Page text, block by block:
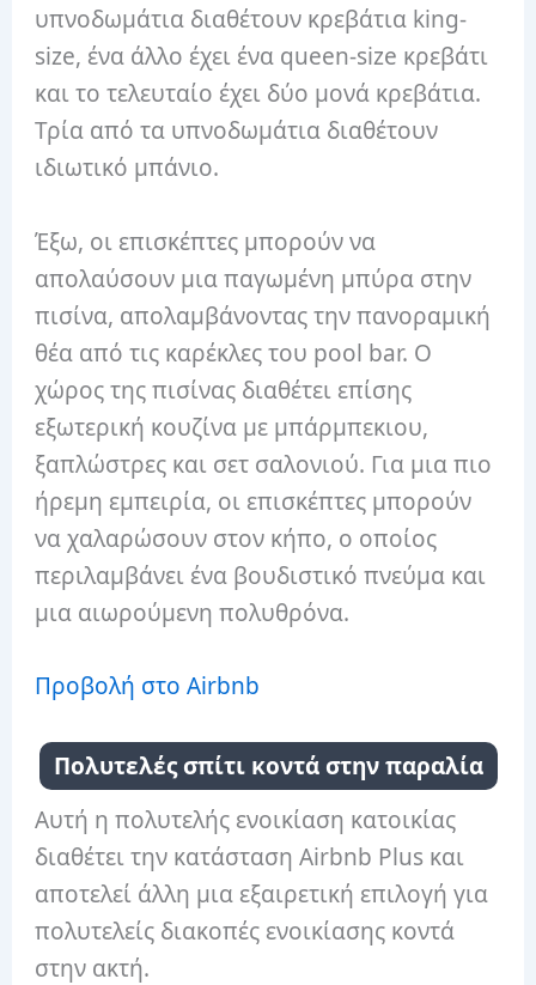
υπνοδωμάτια διαθέτουν κρεβάτια king-
size, ένα άλλο έχει ένα queen-size κρεβάτι
και το τελευταίο έχει δύο μονά κρεβάτια.
Τρία από τα υπνοδωμάτια διαθέτουν
ιδιωτικό μπάνιο.
Έξω, οι επισκέπτες μπορούν να
απολαύσουν μια παγωμένη μπύρα στην
πισίνα, απολαμβάνοντας την πανοραμική
θέα από τις καρέκλες του pool bar. Ο
χώρος της πισίνας διαθέτει επίσης
εξωτερική κουζίνα με μπάρμπεκιου,
ξαπλώστρες και σετ σαλονιού. Για μια πιο
ήρεμη εμπειρία, οι επισκέπτες μπορούν
να χαλαρώσουν στον κήπο, ο οποίος
περιλαμβάνει ένα βουδιστικό πνεύμα και
μια αιωρούμενη πολυθρόνα.
Προβολή στο Airbnb
Πολυτελές σπίτι κοντά στην παραλία
Αυτή η πολυτελής ενοικίαση κατοικίας
διαθέτει την κατάσταση Airbnb Plus και
αποτελεί άλλη μια εξαιρετική επιλογή για
πολυτελείς διακοπές ενοικίασης κοντά
στην ακτή.